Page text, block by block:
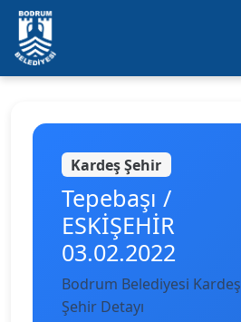
Ana içeriğe geç
Kardeş Şehir
Tepebaşı /
ESKİŞEHİR
03.02.2022
Bodrum Belediyesi Kardeş
Şehir Detayı